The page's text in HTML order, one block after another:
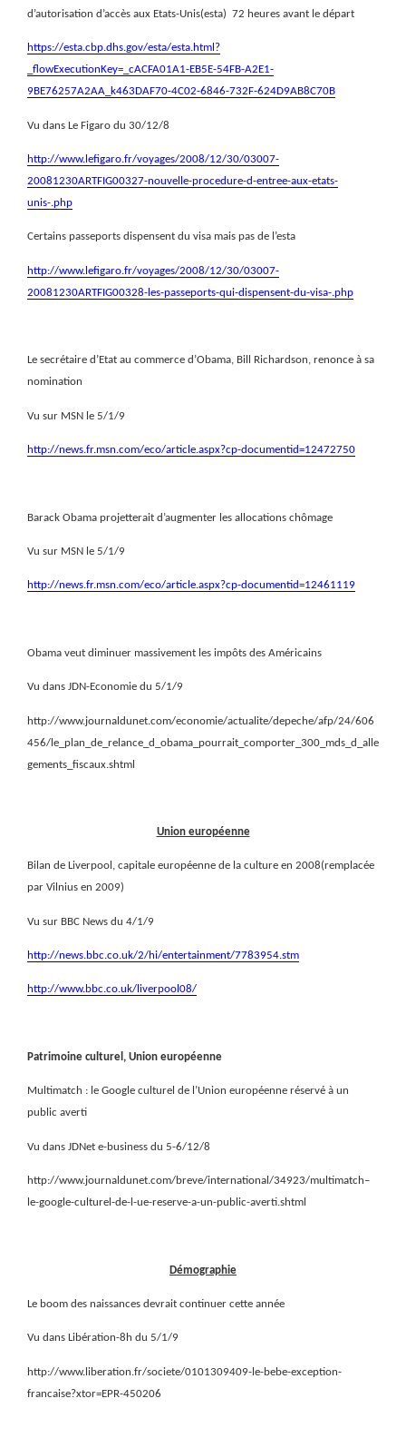
d’autorisation d’accès aux Etats-Unis(esta) 72 heures avant le départ
https://esta.cbp.dhs.gov/esta/esta.html?
_flowExecutionKey=_cACFA01A1-EB5E-54FB-A2E1-
9BE76257A2AA_k463DAF70-4C02-6846-732F-624D9AB8C70B
Vu dans Le Figaro du 30/12/8
http://www.lefigaro.fr/voyages/2008/12/30/03007-
20081230ARTFIG00327-nouvelle-procedure-d-entree-aux-etats-
unis-.php
Certains passeports dispensent du visa mais pas de l’esta
http://www.lefigaro.fr/voyages/2008/12/30/03007-
20081230ARTFIG00328-les-passeports-qui-dispensent-du-visa-.php
Le secrétaire d’Etat au commerce d’Obama, Bill Richardson, renonce à sa
nomination
Vu sur MSN le 5/1/9
http://news.fr.msn.com/eco/article.aspx?cp-documentid=12472750
Barack Obama projetterait d’augmenter les allocations chômage
Vu sur MSN le 5/1/9
http://news.fr.msn.com/eco/article.aspx?cp-documentid=12461119
Obama veut diminuer massivement les impôts des Américains
Vu dans JDN-Economie du 5/1/9
http://www.journaldunet.com/economie/actualite/depeche/afp/24/606
456/le_plan_de_relance_d_obama_pourrait_comporter_300_mds_d_alle
gements_fiscaux.shtml
Union européenne
Bilan de Liverpool, capitale européenne de la culture en 2008(remplacée
par Vilnius en 2009)
Vu sur BBC News du 4/1/9
http://news.bbc.co.uk/2/hi/entertainment/7783954.stm
http://www.bbc.co.uk/liverpool08/
Patrimoine culturel, Union européenne
Multimatch : le Google culturel de l’Union européenne réservé à un
public averti
Vu dans JDNet e-business du 5-6/12/8
http://www.journaldunet.com/breve/international/34923/multimatch–
le-google-culturel-de-l-ue-reserve-a-un-public-averti.shtml
Démographie
Le boom des naissances devrait continuer cette année
Vu dans Libération-8h du 5/1/9
http://www.liberation.fr/societe/0101309409-le-bebe-exception-
francaise?xtor=EPR-450206